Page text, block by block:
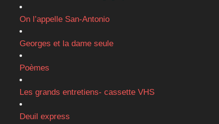
On l’appelle San-Antonio
Georges et la dame seule
Poèmes
Les grands entretiens- cassette VHS
Deuil express